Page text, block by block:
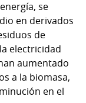
se
en derivados
de
electricidad
aumentado
a la biomasa,
en el